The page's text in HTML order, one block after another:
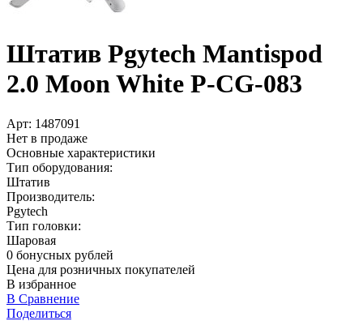
Штатив Pgytech Mantispod
2.0 Moon White P-CG-083
Арт: 1487091
Нет в продаже
Основные характеристики
Тип оборудования:
Штатив
Производитель:
Pgytech
Тип головки:
Шаровая
0 бонусных рублей
Цена для розничных покупателей
В избранное
В Сравнение
Поделиться